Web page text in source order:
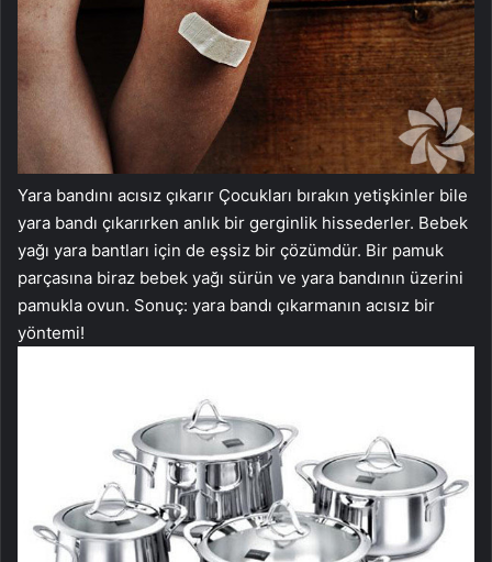
Yara bandını acısız çıkarır Çocukları bırakın yetişkinler bile
yara bandı çıkarırken anlık bir gerginlik hissederler. Bebek
yağı yara bantları için de eşsiz bir çözümdür. Bir pamuk
parçasına biraz bebek yağı sürün ve yara bandının üzerini
pamukla ovun. Sonuç: yara bandı çıkarmanın acısız bir
yöntemi!